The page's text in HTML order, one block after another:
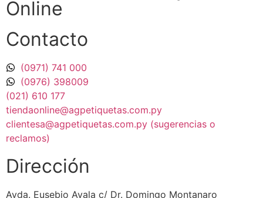
Online
Contacto
(0971) 741 000
(0976) 398009
(021) 610 177
tiendaonline@agpetiquetas.com.py
clientesa@agpetiquetas.com.py (sugerencias o
reclamos)
Dirección
Avda. Eusebio Ayala c/ Dr. Domingo Montanaro